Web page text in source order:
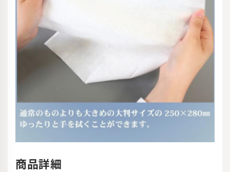
商品詳細